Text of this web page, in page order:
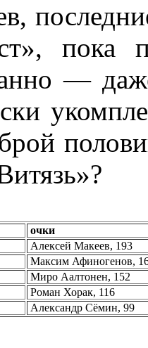
пока
—
очки
Алексей Макеев, 193
Максим Афиногенов,
Миро Аалтонен, 152
Роман Хорак, 116
Александр Сёмин, 99